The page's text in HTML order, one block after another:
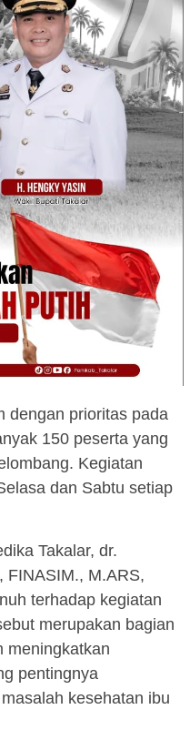
dengan prioritas pada
150 peserta yang
Kegiatan
dan Sabtu setiap
Takalar, dr.
FINASIM., M.ARS,
terhadap kegiatan
merupakan bagian
meningkatkan
pentingnya
kesehatan ibu